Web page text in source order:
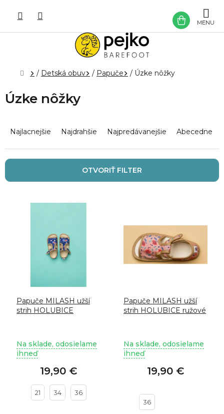
obsah
Domov
/ Detská obuv / Papuče / Úzke nôžky
Úzke nôžky
e
n
i
e
Najlacnejšie Najdrahšie Najpredávanejšie Abecedne
OTVORIŤ FILTER
Papuče MILASH užší
strih HOLUBICE
Na sklade, odosielame
ihneď
19,90 €
21 34 36
Papuče MILASH užší
strih HOLUBICE ružové
Na sklade, odosielame
ihneď
19,90 €
36